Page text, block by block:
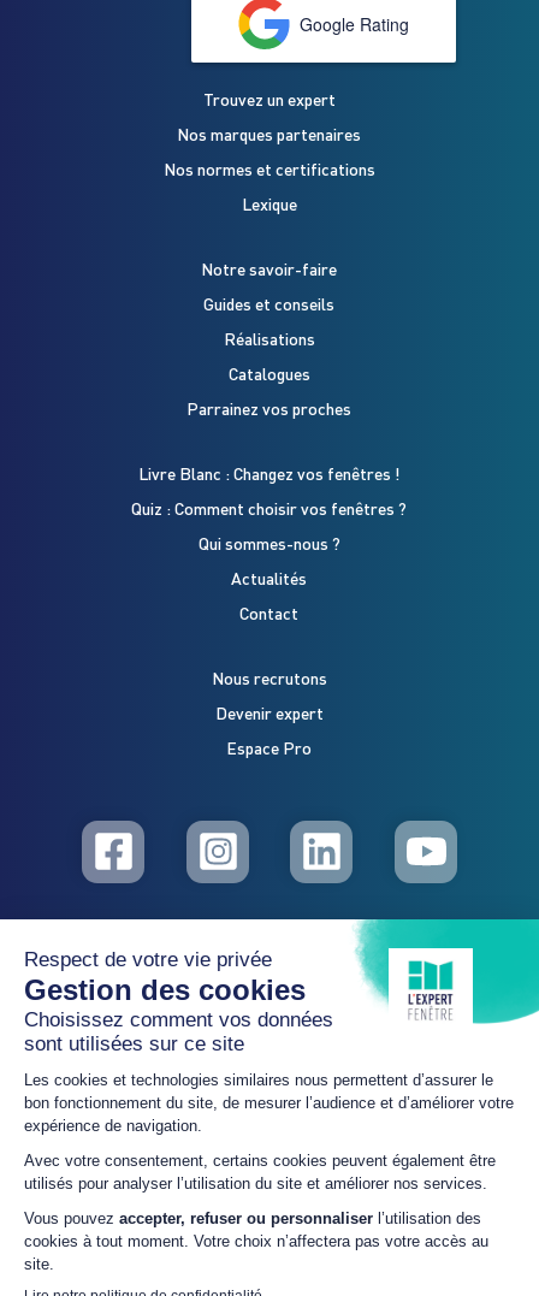
Google Rating
Trouvez un expert
Nos marques partenaires
Nos normes et certifications
Lexique
Notre savoir-faire
Guides et conseils
Réalisations
Catalogues
Parrainez vos proches
Livre Blanc : Changez vos fenêtres !
Quiz : Comment choisir vos fenêtres ?
Qui sommes-nous ?
Actualités
Contact
Nous recrutons
Devenir expert
Espace Pro